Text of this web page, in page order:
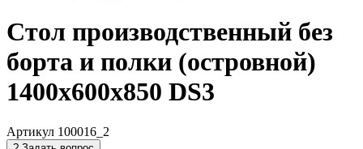
Стол производственный без
борта и полки (островной)
1400х600х850 DS3
Артикул 100016_2